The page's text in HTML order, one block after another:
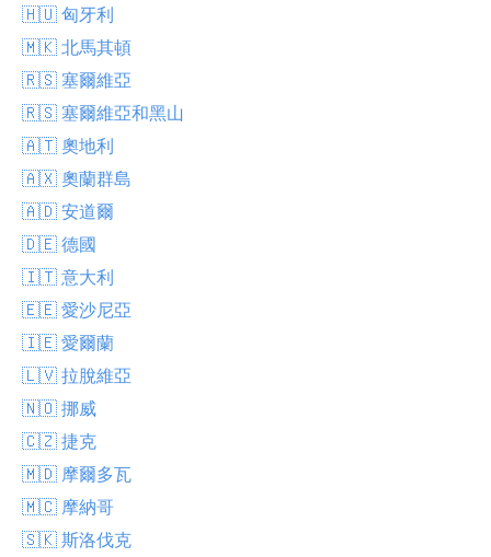
🇭🇺 匈牙利
🇲🇰 北馬其頓
🇷🇸 塞爾維亞
🇷🇸 塞爾維亞和黑山
🇦🇹 奧地利
🇦🇽 奧蘭群島
🇦🇩 安道爾
🇩🇪 德國
🇮🇹 意大利
🇪🇪 愛沙尼亞
🇮🇪 愛爾蘭
🇱🇻 拉脫維亞
🇳🇴 挪威
🇨🇿 捷克
🇲🇩 摩爾多瓦
🇲🇨 摩納哥
🇸🇰 斯洛伐克